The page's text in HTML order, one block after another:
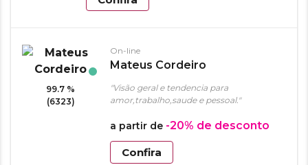
99.7 %
(6323)
On-line
Mateus Cordeiro
"Visão geral e tendencia para
amor,trabalho,saude e pessoal."
a partir de -20% de desconto
Confira